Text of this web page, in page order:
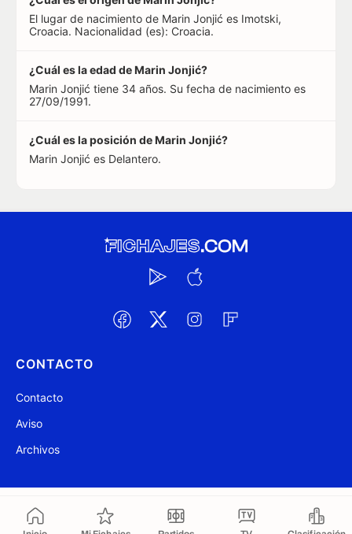
El lugar de nacimiento de Marin Jonjić es Imotski,
Croacia. Nacionalidad (es): Croacia.
¿Cuál es la edad de Marin Jonjić?
Marin Jonjić tiene 34 años. Su fecha de nacimiento es
27/09/1991.
¿Cuál es la posición de Marin Jonjić?
Marin Jonjić es Delantero.
CONTACTO
Contacto
Aviso
Archivos